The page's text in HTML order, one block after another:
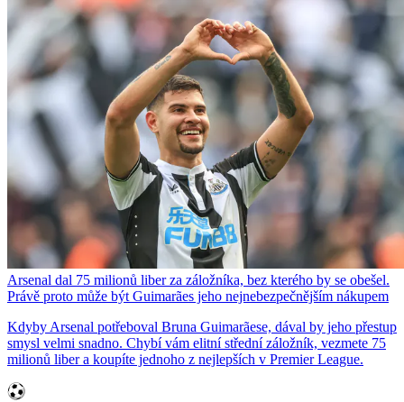
Arsenal dal 75 milionů liber za záložníka, bez kterého by se obešel.
Právě proto může být Guimarães jeho nejnebezpečnějším nákupem
Kdyby Arsenal potřeboval Bruna Guimarãese, dával by jeho přestup
smysl velmi snadno. Chybí vám elitní střední záložník, vezmete 75
milionů liber a koupíte jednoho z nejlepších v Premier League.